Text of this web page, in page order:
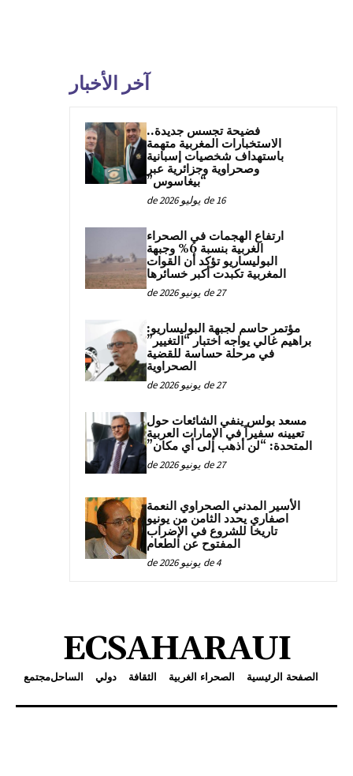
آخر الأخبار
فضيحة تجسس جديدة..
الاستخبارات المغربية متهمة
باستهداف شخصيات إسبانية
وصحراوية وجزائرية عبر
“بيغاسوس”
16 de يوليو de 2026
ارتفاع الهجمات في الصحراء
الغربية بنسبة 6% وجبهة
البوليساريو تؤكد أن القوات
المغربية تكبدت أكبر خسائرها
27 de يونيو de 2026
مؤتمر حاسم لجبهة البوليساريو:
براهيم غالي يواجه اختبار “التغيير”
في مرحلة حساسة للقضية
الصحراوية
27 de يونيو de 2026
مسعد بولس ينفي الشائعات حول
تعيينه سفيراً في الإمارات العربية
المتحدة: “لن أذهب إلى أي مكان”
27 de يونيو de 2026
الأسير المدني الصحراوي النعمة
اصفاري يحدد الثامن من يونيو
تاريخا للشروع في الإضراب
المفتوح عن الطعام
4 de يونيو de 2026
ECSAHARAUI
الصفحة الرئيسية الصحراء الغربية الثقافة دولي الساحلمجتمع